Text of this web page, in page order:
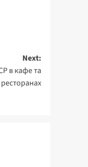
Next:
в кафе та
ресторанах